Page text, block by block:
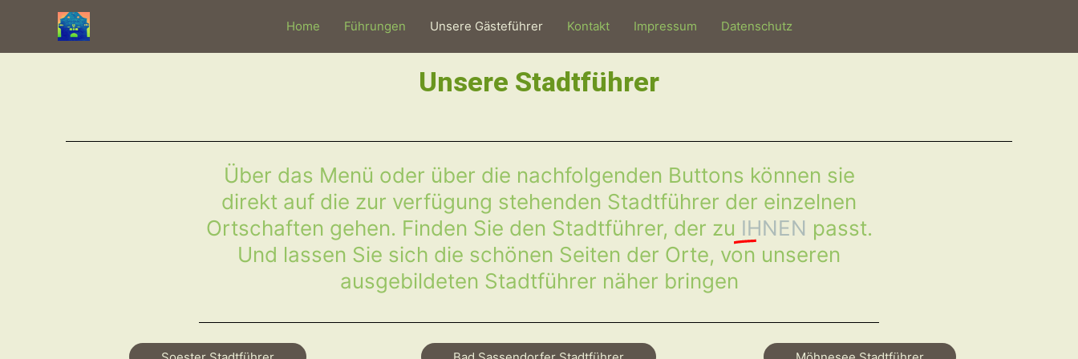
Home Führungen Unsere Gästeführer Kontakt Impressum Datenschutz
Unsere Stadtführer
Über das Menü oder über die nachfolgenden Buttons können sie
direkt auf die zur verfügung stehenden Stadtführer der einzelnen
Ortschaften gehen. Finden Sie den Stadtführer, der zu IHNEN passt.
Und lassen Sie sich die schönen Seiten der Orte, von unseren
ausgebildeten Stadtführer näher bringen